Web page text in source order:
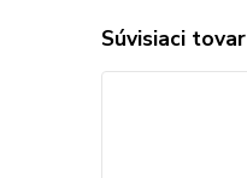
Súvisiaci tovar